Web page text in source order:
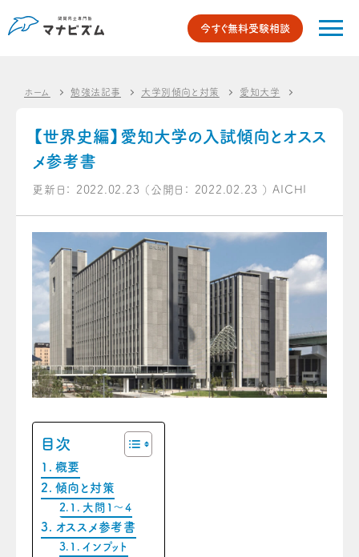
今すぐ無料受験相談
ホーム 勉強法記事 大学別傾向と対策 愛知大学
【世界史編】愛知大学の入試傾向とオスス
メ参考書
更新日： 2022.02.23 （公開日： 2022.02.23 ）AICHI
目次
概要
傾向と対策
大問1〜4
オススメ参考書
インプット